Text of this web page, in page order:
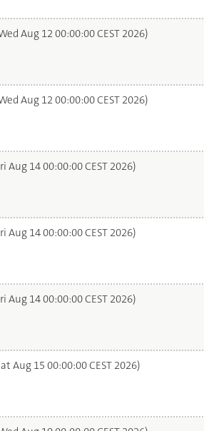
Aug 12 00:00:00 CEST 2026)
Aug 12 00:00:00 CEST 2026)
Aug 14 00:00:00 CEST 2026)
Aug 14 00:00:00 CEST 2026)
Aug 14 00:00:00 CEST 2026)
Aug 15 00:00:00 CEST 2026)